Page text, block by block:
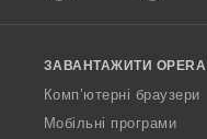
w
O
p
ЗАВАНТАЖИТИ OPERA
Комп’ютерні браузери
Мобільні програми